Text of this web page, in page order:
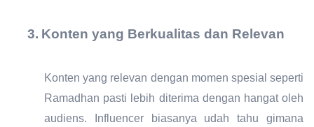
3. Konten yang Berkualitas dan Relevan
Konten yang relevan dengan momen spesial seperti
Ramadhan pasti lebih diterima dengan hangat oleh
audiens. Influencer biasanya udah tahu gimana